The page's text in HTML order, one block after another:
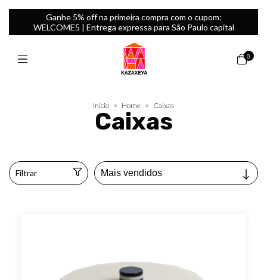
Ganhe 5% off na primeira compra com o cupom:
WELCOME5 | Entrega expressa para São Paulo capital
0
Início > Home > Caixas
Caixas
Filtrar